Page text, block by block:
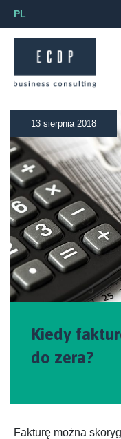
PL
13 sierpnia 2018
Kiedy
do zera?
Fakturę można